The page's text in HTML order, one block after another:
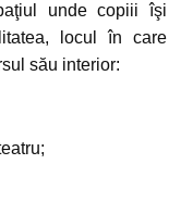
unde copiii îşi
locul în care
său interior: